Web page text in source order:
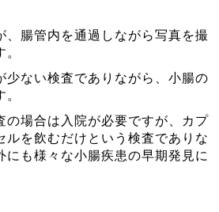
、腸管内を通過しながら写真を撮
少ない検査でありながら、小腸の
の場合は入院が必要ですが、カプ
ルを飲むだけという検査でありな
にも様々な小腸疾患の早期発見に